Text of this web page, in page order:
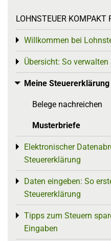
LOHNSTEUER KOMPAKT
Willkommen bei
Toggle menu
Übersicht: So
Toggle menu
Meine Steuererklärung
Toggle menu
Belege nachreichen
Musterbriefe
Elektronischer
Steuererklärung
Toggle menu
Daten eingeben: So
Steuererklärung
Toggle menu
Tipps zum Steuern
Eingaben
Toggle menu